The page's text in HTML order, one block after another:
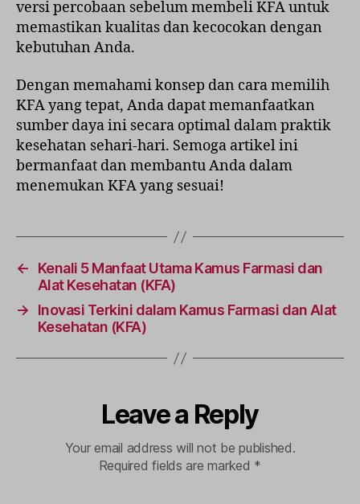
versi percobaan sebelum membeli KFA untuk
memastikan kualitas dan kecocokan dengan
kebutuhan Anda.
Dengan memahami konsep dan cara memilih
KFA yang tepat, Anda dapat memanfaatkan
sumber daya ini secara optimal dalam praktik
kesehatan sehari-hari. Semoga artikel ini
bermanfaat dan membantu Anda dalam
menemukan KFA yang sesuai!
←
Kenali 5 Manfaat Utama Kamus Farmasi dan
Alat Kesehatan (KFA)
→
Inovasi Terkini dalam Kamus Farmasi dan Alat
Kesehatan (KFA)
Leave a Reply
Your email address will not be published.
Required fields are marked *